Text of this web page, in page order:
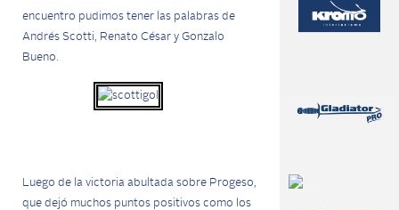
encuentro pudimos tener las palabras de
Andrés Scotti, Renato César y Gonzalo
Bueno.
Luego de la victoria abultada sobre Progeso,
que dejó muchos puntos positivos como los